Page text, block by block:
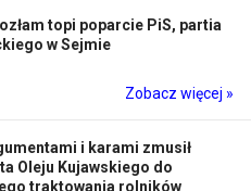
topi poparcie PiS, partia
w Sejmie
Zobacz więcej »
i karami zmusił
Oleju Kujawskiego do
traktowania rolników